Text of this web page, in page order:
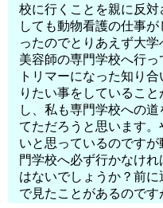
校に行くことを親に反
しても動物看護の仕事
ったのでとりあえず大
美容師の専門学校へ行
トリマーになった知り
りたい事をしているこ
し、私も専門学校への
てただろうと思います
いと思っているのです
門学校へ必ず行かなけ
はないでしょうか？前
で見たことがあるのです